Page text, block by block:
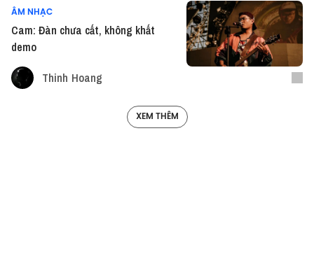
ÂM NHẠC
Cam: Đàn chưa cất, không khất
demo
Thinh Hoang
XEM THÊM